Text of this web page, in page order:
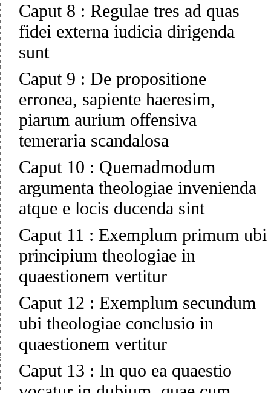
Caput 8 : Regulae tres ad quas
fidei externa iudicia dirigenda
sunt
Caput 9 : De propositione
erronea, sapiente haeresim,
piarum aurium offensiva
temeraria scandalosa
Caput 10 : Quemadmodum
argumenta theologiae invenienda
atque e locis ducenda sint
Caput 11 : Exemplum primum ubi
principium theologiae in
quaestionem vertitur
Caput 12 : Exemplum secundum
ubi theologiae conclusio in
quaestionem vertitur
Caput 13 : In quo ea quaestio